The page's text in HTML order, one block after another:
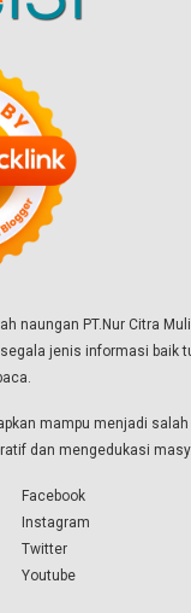
naungan PT.Nur Citra
jenis informasi baik
mampu menjadi
dan mengedukasi
Facebook
Instagram
Twitter
Youtube